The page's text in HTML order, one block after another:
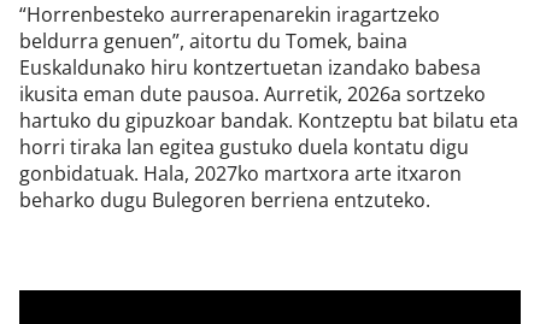
“Horrenbesteko aurrerapenarekin iragartzeko
beldurra genuen”, aitortu du Tomek, baina
Euskaldunako hiru kontzertuetan izandako babesa
ikusita eman dute pausoa. Aurretik, 2026a sortzeko
hartuko du gipuzkoar bandak. Kontzeptu bat bilatu eta
horri tiraka lan egitea gustuko duela kontatu digu
gonbidatuak. Hala, 2027ko martxora arte itxaron
beharko dugu Bulegoren berriena entzuteko.